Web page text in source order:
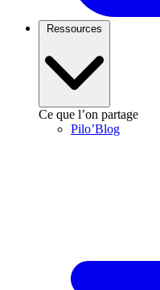
Ressources
Ce que l’on partage
Pilo’Blog